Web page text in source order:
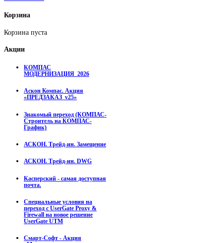
Корзина
Корзина пуста
Акции
КОМПАС
МОДЕРНИЗАЦИЯ_2026
Аскон Компас. Акция
«ПРЕДЗАКАЗ_v25»
Знакомый переход (КОМПАС-
Строитель на КОМПАС-
График)
АСКОН. Трейд-ин. Замещение
АСКОН. Трейд-ин. DWG
Касперский - самая доступная
почта.
Специальные условия на
переход с UserGate Proxy &
Firewall на новое решение
UserGate UTM
Смарт-Софт - Акция